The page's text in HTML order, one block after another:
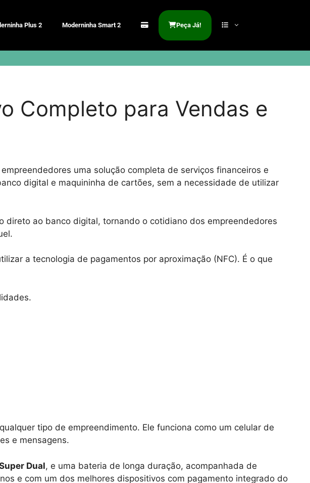
Plus 2 Moderninha Smart 2 Peça Já!
Completo para Vendas e
uma solução completa de serviços financeiros e
digital e maquininha de cartões, sem a necessidade de utilizar
direto ao banco digital, tornando o cotidiano dos empreendedores
a tecnologia de pagamentos por aproximação (NFC). É o que
tipo de empreendimento. Ele funciona como um celular de
e mensagens.
Dual, e uma bateria de longa duração, acompanhada de
e com um dos melhores dispositivos com pagamento integrado do